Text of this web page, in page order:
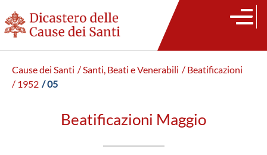
Cause dei Santi / Santi, Beati e Venerabili / Beatificazioni
/ 1952 / 05
Beatificazioni Maggio